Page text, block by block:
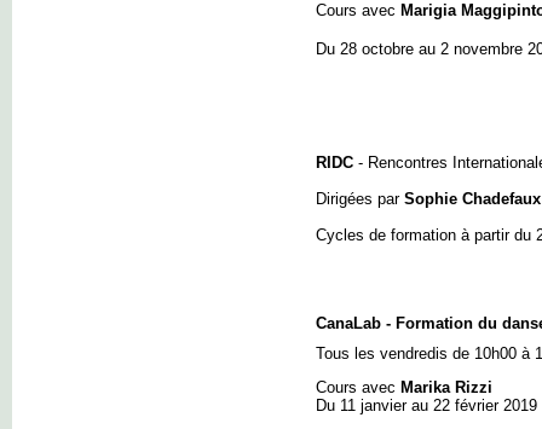
Cours avec Marigia
Du 28 octobre au 2 novembre
RIDC - Rencontres
Dirigées par Sophie Chadefaux
Cycles de formation à partir du
CanaLab - Formation du
Tous les vendredis de 10h00 à
Cours avec Marika Rizzi
Du 11 janvier au 22 février 2019